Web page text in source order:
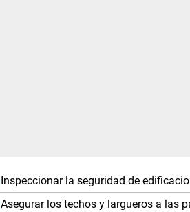
Inspeccionar la seguridad de
Asegurar los techos y largueros a las